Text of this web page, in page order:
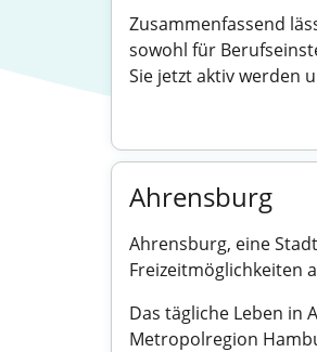
Zusammenfassend
sowohl für
Sie jetzt aktiv werden
Ahrensburg
Ahrensburg, eine
Freizeitmöglichkeiten
Das tägliche Leben in
Metropolregion